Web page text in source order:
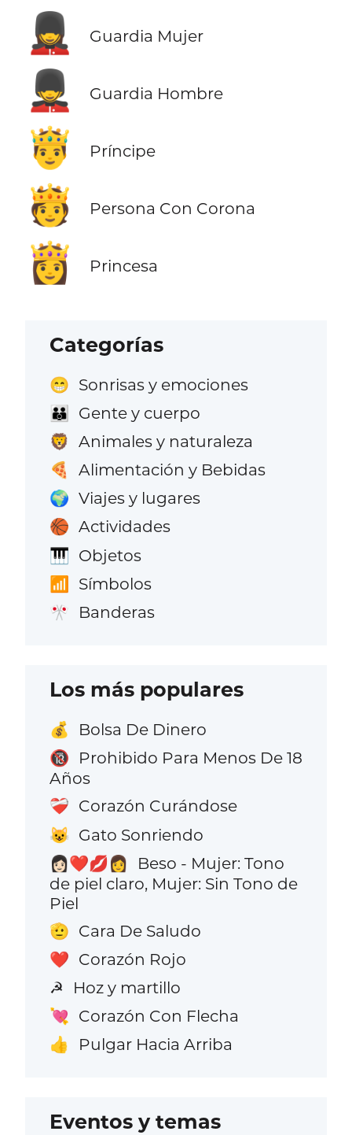
💂‍♀️ Guardia Mujer
💂‍♂️ Guardia Hombre
🤴 Príncipe
🫅 Persona Con Corona
👸 Princesa
Categorías
😁 Sonrisas y emociones
👪 Gente y cuerpo
🦁 Animales y naturaleza
🍕 Alimentación y Bebidas
🌍 Viajes y lugares
🏀 Actividades
🎹 Objetos
📶 Símbolos
🎌 Banderas
Los más populares
💰 Bolsa De Dinero
🔞
Prohibido Para Menos De 18
Años
❤️‍🩹 Corazón Curándose
😺 Gato Sonriendo
👩🏻‍❤️‍💋‍👩
Beso - Mujer: Tono
de piel claro, Mujer: Sin Tono de
Piel
🫡 Cara De Saludo
❤️ Corazón Rojo
☭ Hoz y martillo
💘 Corazón Con Flecha
👍 Pulgar Hacia Arriba
Eventos y temas